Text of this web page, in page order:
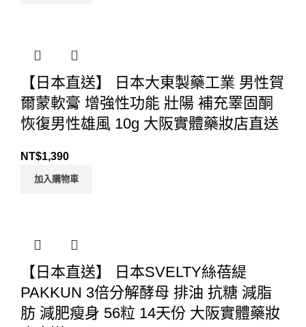
【日本直送】 日本大東製藥工業 男性賀
爾蒙軟膏 增強性功能 壯陽 補充睪固酮
恢復男性雄風 10g 大阪實體藥妝店直送
NT$1,390
加入購物車
【日本直送】 日本SVELTY絲蓓緹
PAKKUN 3倍分解酵母 排油 抗糖 減脂
肪 減肥瘦身 56粒 14天份 大阪實體藥妝